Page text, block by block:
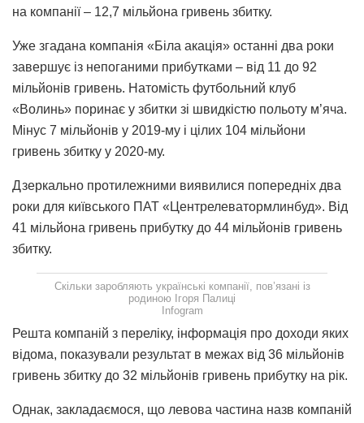
на компанії – 12,7 мільйона гривень збитку.
Уже згадана компанія «Біла акація» останні два роки
завершує із непоганими прибутками – від 11 до 92
мільйонів гривень. Натомість футбольний клуб
«Волинь» поринає у збитки зі швидкістю польоту м’яча.
Мінус 7 мільйонів у 2019-му і цілих 104 мільйони
гривень збитку у 2020-му.
Дзеркально протилежними виявилися попередніх два
роки для київського ПАТ «Центрелеватормлинбуд». Від
41 мільйона гривень прибутку до 44 мільйонів гривень
збитку.
Скільки заробляють українські компанії, пов’язані із
родиною Ігоря Палиці
Infogram
Решта компаній з переліку, інформація про доходи яких
відома, показували результат в межах від 36 мільйонів
гривень збитку до 32 мільйонів гривень прибутку на рік.
Однак, закладаємося, що левова частина назв компаній